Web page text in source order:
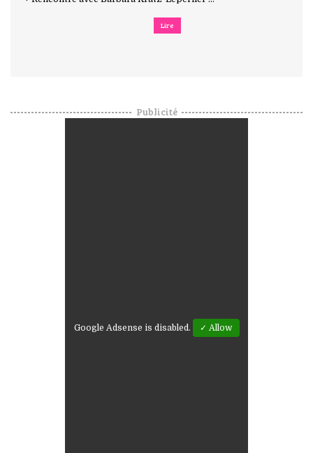
Lire
Publicité
Google Adsense is disabled. ✓ Allow